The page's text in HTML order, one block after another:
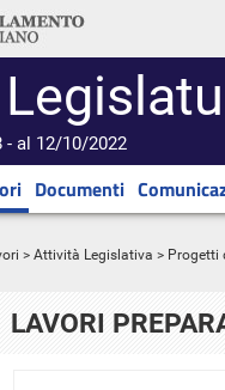
- al 12/10/2022
Documenti
> Attività Legislativa > Progetti
LAVORI